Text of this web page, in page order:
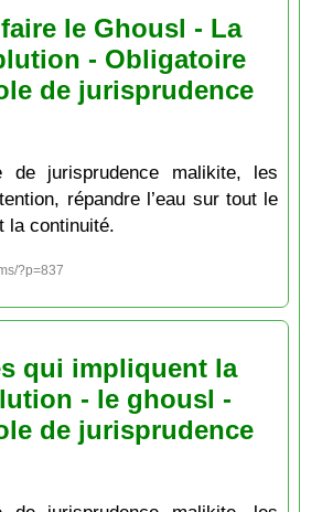
le Ghousl - La
- Obligatoire
de jurisprudence
de jurisprudence malikite, les
répandre l’eau sur tout le
la continuité.
?p=837
qui impliquent la
- le ghousl -
de jurisprudence